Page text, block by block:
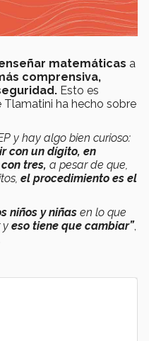
matemáticas a
comprensiva,
Esto es
ha hecho sobre
y hay algo bien curioso:
con un dígito, en
tres, a pesar de que,
el procedimiento es el
niños y niñas en lo que
y eso tiene que cambiar”,